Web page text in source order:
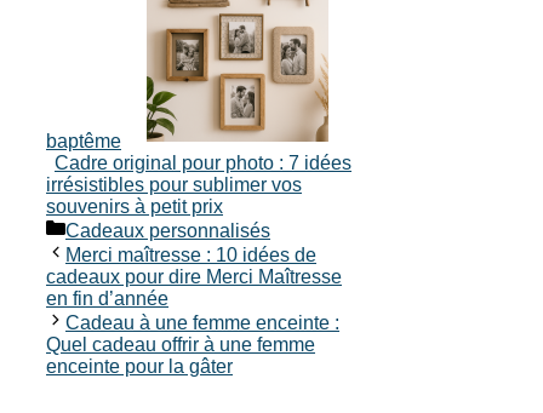
baptême
Cadre original pour photo : 7 idées
irrésistibles pour sublimer vos
souvenirs à petit prix
Catégories
Cadeaux personnalisés
Merci maîtresse : 10 idées de
cadeaux pour dire Merci Maîtresse
en fin d’année
Cadeau à une femme enceinte :
Quel cadeau offrir à une femme
enceinte pour la gâter